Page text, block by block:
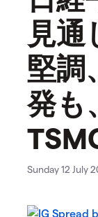
見通
堅調
発も
Sunday 12 July